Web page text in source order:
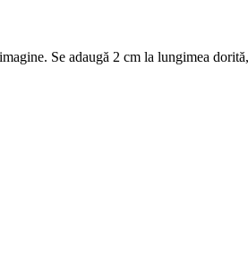
Se adaugă 2 cm la lungimea